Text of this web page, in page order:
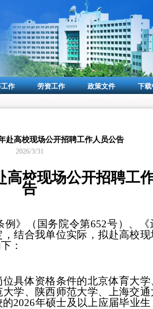
作 劳资工作 政策文件 下载
赴高校现场公开招聘工作人员公告
2026/3/31
高校现场公开招聘工
告
例》（国务院令第652号）、
结合我单位实际，拟赴高校
：
具体资格条件的北京体育大
大学、陕西师范大学、上海交
的2026年硕士及以上应届毕业生